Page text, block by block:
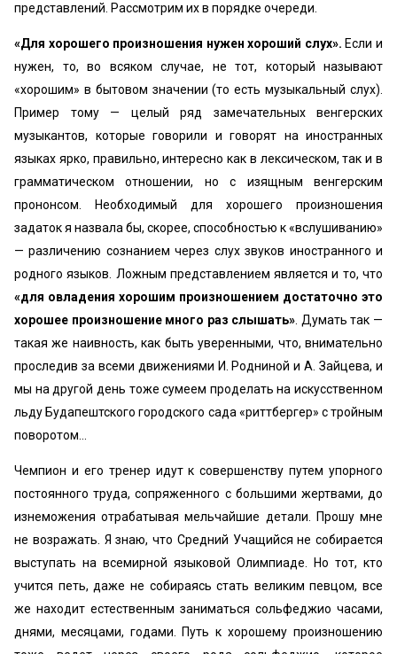
представлений. Рассмотрим их в порядке очереди.
«Для хорошего произношения нужен хороший слух». Если и
нужен, то, во всяком случае, не тот, который называют
«хорошим» в бытовом значении (то есть музыкальный слух).
Пример тому — целый ряд замечательных венгерских
музыкантов, которые говорили и говорят на иностранных
языках ярко, правильно, интересно как в лексическом, так и в
грамматическом отношении, но с изящным венгерским
прононсом. Необходимый для хорошего произношения
задаток я назвала бы, скорее, способностью к «вслушиванию»
— различению сознанием через слух звуков иностранного и
родного языков. Ложным представлением является и то, что
«для овладения хорошим произношением достаточно это
хорошее произношение много раз слышать» . Думать так —
такая же наивность, как быть уверенными, что, внимательно
проследив за всеми движениями И. Родниной и А. Зайцева, и
мы на другой день тоже сумеем проделать на искусственном
льду Будапештского городского сада «риттбергер» с тройным
поворотом...
Чемпион и его тренер идут к совершенству путем упорного
постоянного труда, сопряженного с большими жертвами, до
изнеможения отрабатывая мельчайшие детали. Прошу мне
не возражать. Я знаю, что Средний Учащийся не собирается
выступать на всемирной языковой Олимпиаде. Но тот, кто
учится петь, даже не собираясь стать великим певцом, все
же находит естественным заниматься сольфеджио часами,
днями, месяцами, годами. Путь к хорошему произношению